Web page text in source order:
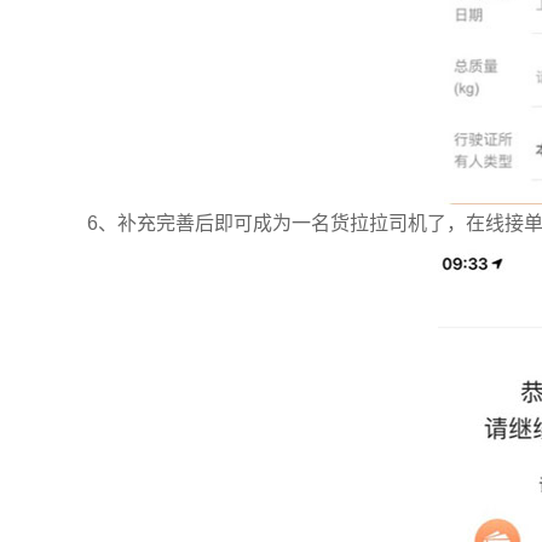
6、补充完善后即可成为一名货拉拉司机了，在线接